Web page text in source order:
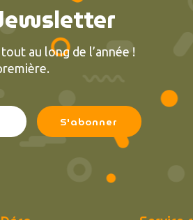
au long de l’année !